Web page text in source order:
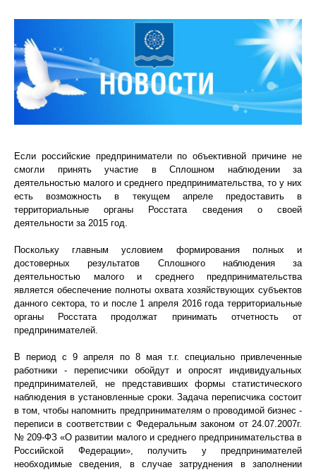
Если российские предприниматели по объективной причине не
смогли принять участие в Сплошном наблюдении за
деятельностью малого и среднего предпринимательства, то у них
есть возможность в текущем апреле предоставить в
территориальные органы Росстата сведения о своей
деятельности за 2015 год.
Поскольку главным условием формирования полных и
достоверных результатов Сплошного наблюдения за
деятельностью малого и среднего предпринимательства
является обеспечение полноты охвата хозяйствующих субъектов
данного сектора, то и после 1 апреля 2016 года территориальные
органы Росстата продолжат принимать отчетность от
предпринимателей.
В период с 9 апреля по 8 мая т.г. специально привлеченные
работники - переписчики обойдут и опросят индивидуальных
предпринимателей, не представивших формы статистического
наблюдения в установленные сроки. Задача переписчика состоит
в том, чтобы напомнить предпринимателям о проводимой бизнес -
переписи в соответствии с Федеральным законом от 24.07.2007г.
№ 209-ФЗ «О развитии малого и среднего предпринимательства в
Российской Федерации», получить у предпринимателей
необходимые сведения, в случае затруднения в заполнении